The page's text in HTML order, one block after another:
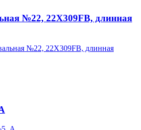
№22, 22X309FB, длинная